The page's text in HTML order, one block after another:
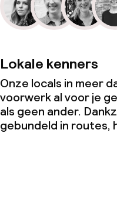
Lokale kenners
Onze locals in meer
voorwerk al voor je
als geen ander.
gebundeld in routes,